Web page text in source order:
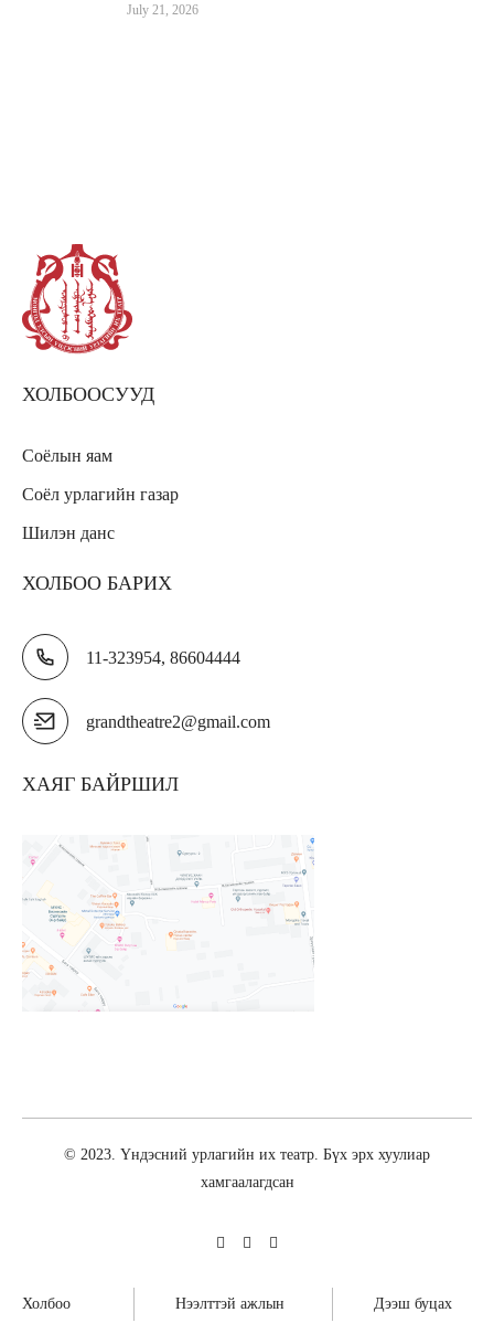
July 21, 2026
ХОЛБООСУУД
Соёлын яам
Соёл урлагийн газар
Шилэн данс
ХОЛБОО БАРИХ
11-323954, 86604444
grandtheatre2@gmail.com
ХАЯГ БАЙРШИЛ
© 2023. Үндэсний урлагийн их театр. Бүх эрх хуулиар
хамгаалагдсан
Холбоо Нээлттэй ажлын Дээш буцах